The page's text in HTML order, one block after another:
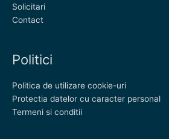
Solicitari
Contact
Politici
Politica de utilizare cookie-uri
Protectia datelor cu caracter personal
Termeni si conditii